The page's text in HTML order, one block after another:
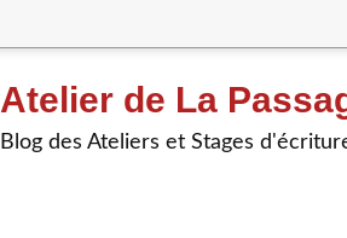
Atelier de La
Blog des Ateliers et Stages